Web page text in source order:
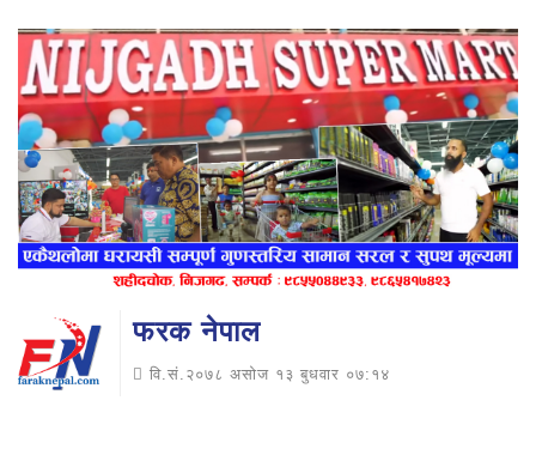
फरक नेपाल
वि.सं.२०७८ असोज १३ बुधवार ०७:१४